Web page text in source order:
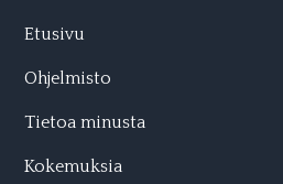
Etusivu
Ohjelmisto
Tietoa minusta
Kokemuksia